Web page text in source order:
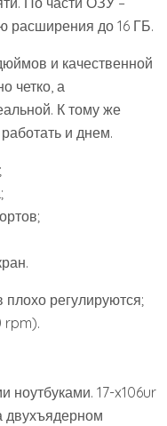
расширения до 16 ГБ.
и качественной
четко, а
К тому же
и днем.
регулируются;
rpm).
ноутбуками. 17-x106ur
двухъядерном